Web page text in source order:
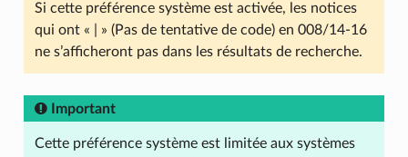
Si cette préférence système est activée, les notices
qui ont « | » (Pas de tentative de code) en 008/14-16
ne s’afficheront pas dans les résultats de recherche.
Important
Cette préférence système est limitée aux systèmes